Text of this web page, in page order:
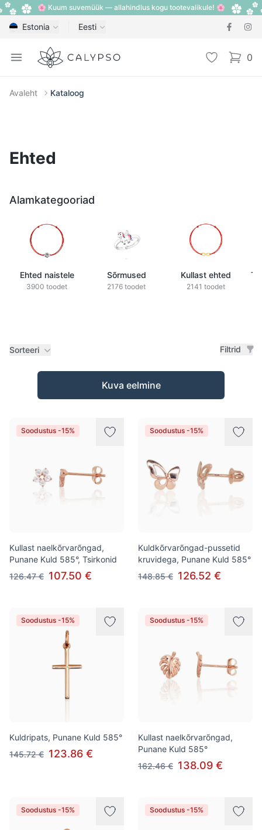
🌸 Kuum suvemüük — allahindlus kogu tootevalikule! 🌸
Estonia Eesti
Open menu
Calypso Lemmik 0
items
Avaleht Kataloog
Ehted
Alamkategooriad
Ehted naistele
3900 toodet
Sõrmused
2176 toodet
Kullast ehted
2141 toodet
Sorteeri Filtrid
Tooted
Kuva eelmine
Soodustus -15%
Kullast naelkõrvarõngad,
Punane Kuld 585°, Tsirkonid
126.47 € 107.50 €
Soodustus -15%
Kuldkõrvarõngad-pussetid
kruvidega, Punane Kuld 585°
148.85 € 126.52 €
Soodustus -15%
Kuldripats, Punane Kuld 585°
145.72 € 123.86 €
Soodustus -15%
Kullast naelkõrvarõngad,
Punane Kuld 585°
162.46 € 138.09 €
Soodustus -15% Soodustus -15%